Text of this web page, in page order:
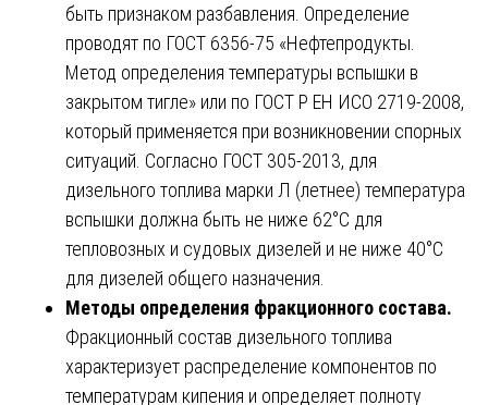
быть признаком разбавления. Определение
проводят по ГОСТ 6356-75 «Нефтепродукты.
Метод определения температуры вспышки в
закрытом тигле» или по ГОСТ Р ЕН ИСО 2719-2008,
который применяется при возникновении спорных
ситуаций. Согласно ГОСТ 305-2013, для
дизельного топлива марки Л (летнее) температура
вспышки должна быть не ниже 62°С для
тепловозных и судовых дизелей и не ниже 40°С
для дизелей общего назначения.
Методы определения фракционного состава.
Фракционный состав дизельного топлива
характеризует распределение компонентов по
температурам кипения и определяет полноту